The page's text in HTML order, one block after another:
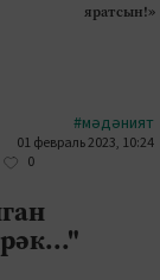
яратсын!»
#мәдәният
01 февраль 2023, 10:24
0